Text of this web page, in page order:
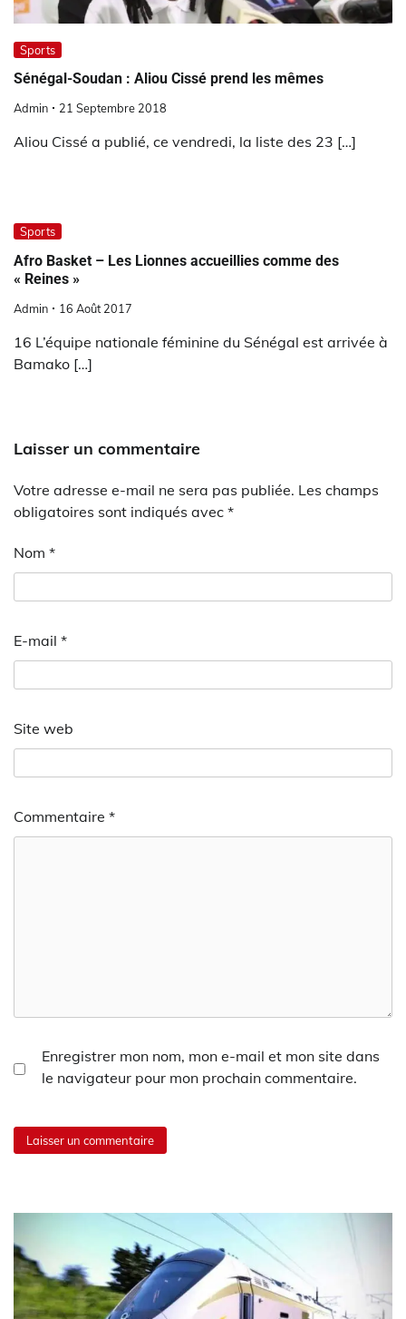
Sports
Sénégal-Soudan : Aliou Cissé prend les mêmes
Admin 21 Septembre 2018
Aliou Cissé a publié, ce vendredi, la liste des 23 […]
Sports
Afro Basket – Les Lionnes accueillies comme des
« Reines »
Admin 16 Août 2017
16 L’équipe nationale féminine du Sénégal est arrivée à
Bamako […]
Laisser un commentaire
Votre adresse e-mail ne sera pas publiée. Les champs
obligatoires sont indiqués avec *
Nom *
E-mail *
Site web
Commentaire *
Enregistrer mon nom, mon e-mail et mon site dans
le navigateur pour mon prochain commentaire.